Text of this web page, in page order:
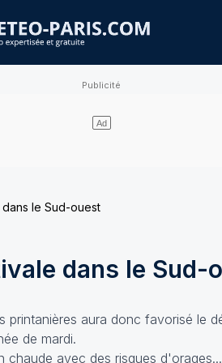
le Sud-ouest
dans le Sud-
printanières aura donc favorisé le
de mardi.
chaude avec des risques d'orages...